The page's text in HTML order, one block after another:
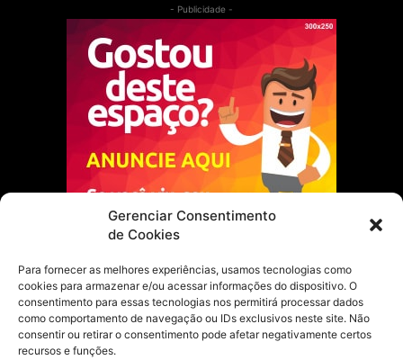
Gerenciar Consentimento
de Cookies
Para fornecer as melhores experiências, usamos tecnologias como
cookies para armazenar e/ou acessar informações do dispositivo. O
consentimento para essas tecnologias nos permitirá processar dados
como comportamento de navegação ou IDs exclusivos neste site. Não
consentir ou retirar o consentimento pode afetar negativamente certos
recursos e funções.
- Publicidade -
Escolha do Editor
Justiça Itinerante garante regularização
fundiária e casamento comunitário para